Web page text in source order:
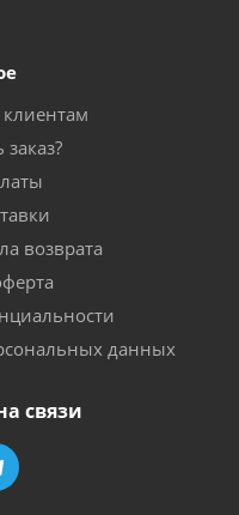
возврата
данных
связи